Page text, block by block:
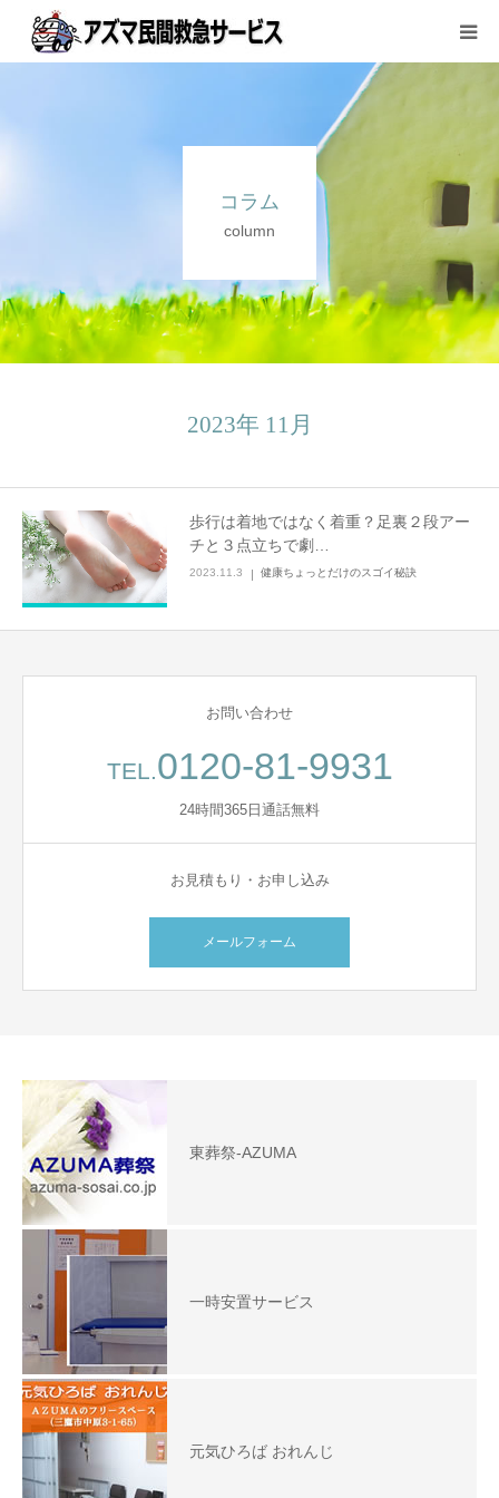
コラム
column
2023年 11月
歩行は着地ではなく着重？足裏２段アー
チと３点立ちで劇…
2023.11.3 健康ちょっとだけのスゴイ秘訣
お問い合わせ
TEL.0120-81-9931
24時間365日通話無料
お見積もり・お申し込み
メールフォーム
東葬祭-AZUMA
一時安置サービス
元気ひろば おれんじ
お問い合わせ